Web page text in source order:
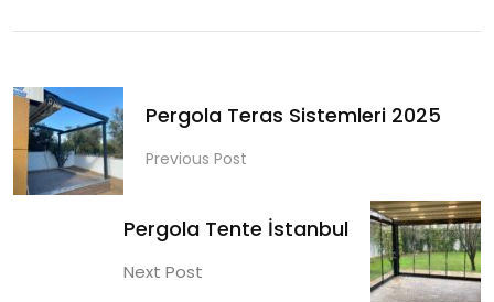
Pergola Teras Sistemleri 2025
Previous Post
Pergola Tente İstanbul
Next Post